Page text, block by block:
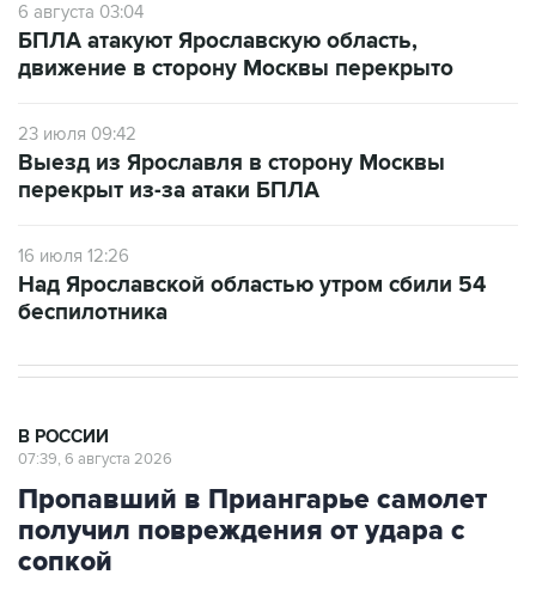
6 августа 03:04
БПЛА атакуют Ярославскую область,
движение в сторону Москвы перекрыто
23 июля 09:42
Выезд из Ярославля в сторону Москвы
перекрыт из-за атаки БПЛА
16 июля 12:26
Над Ярославской областью утром сбили 54
беспилотника
В РОССИИ
07:39, 6 августа 2026
Пропавший в Приангарье самолет
получил повреждения от удара с
сопкой